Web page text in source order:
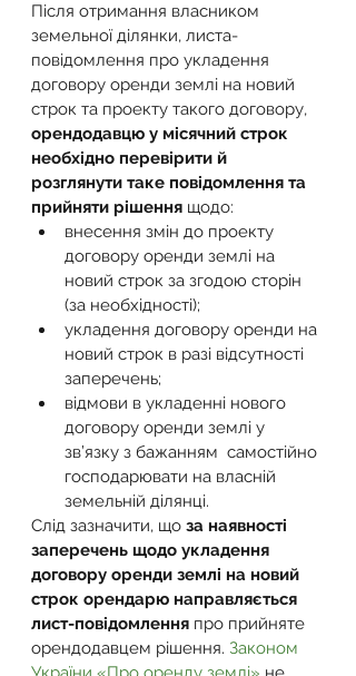
Після отримання власником
земельної ділянки, листа-
повідомлення про укладення
договору оренди землі на новий
строк та проекту такого договору,
орендодавцю у місячний строк
необхідно перевірити й
розглянути таке повідомлення та
прийняти рішення щодо:
внесення змін до проекту
договору оренди землі на
новий строк за згодою сторін
(за необхідності);
укладення договору оренди на
новий строк в разі відсутності
заперечень;
відмови в укладенні нового
договору оренди землі у
зв’язку з бажанням  самостійно
господарювати на власній
земельній ділянці.
Слід зазначити, що за наявності
заперечень щодо укладення
договору оренди землі на новий
строк орендарю направляється
лист-повідомлення про прийняте
орендодавцем рішення. Законом